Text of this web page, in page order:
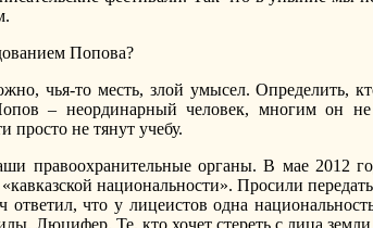
Попова?
чья-то месть, злой умысел. Определить,
– неординарный человек, многим он
просто не тянут учебу.
правоохранительные органы. В мае 2012
«кавказской национальности». Просили
что у лицеистов одна
Люцифер. Те, кто хочет стереть с лица